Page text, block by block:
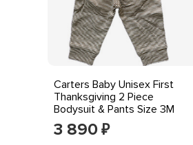
Carters Baby Unisex First
Thanksgiving 2 Piece
Bodysuit & Pants Size 3M
NWT
3 890 ₽